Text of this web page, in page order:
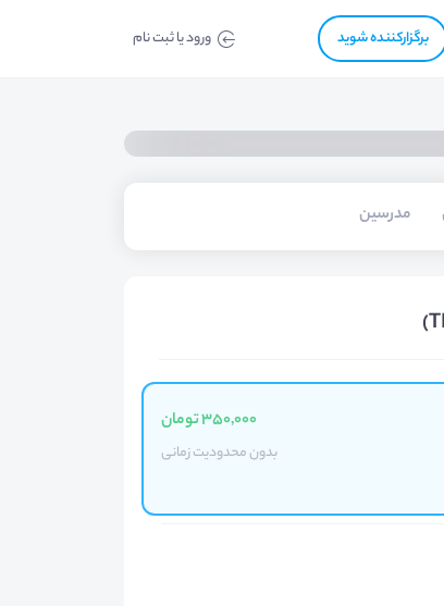
برگزار‌‌کننده شوید ورود یا ثبت نام
مدرسین
350,000 تومان
بدون محدودیت زمانی